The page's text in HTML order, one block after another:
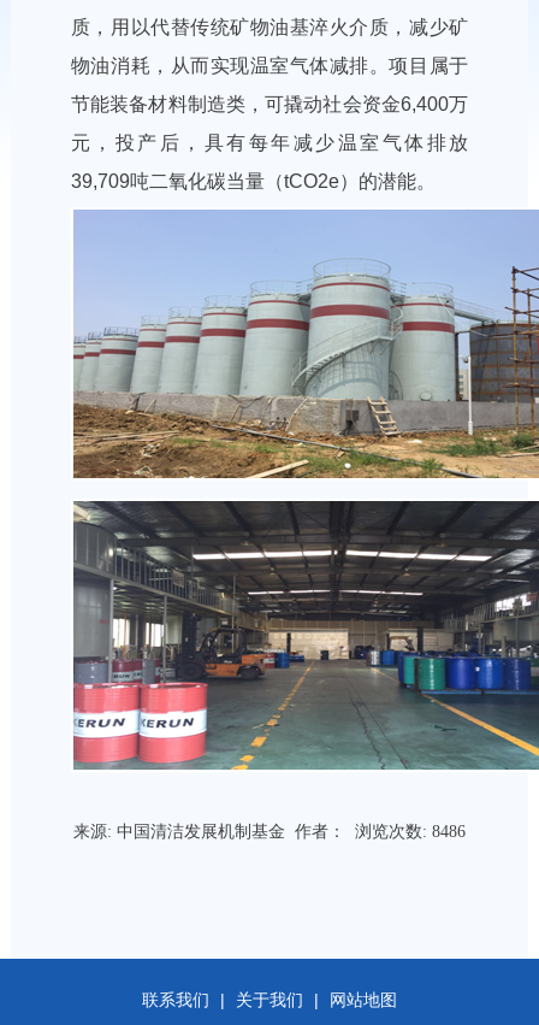
质，用以代替传统矿物油基淬火介质，减少矿
物油消耗，从而实现温室气体减排。项目属于
节能装备材料制造类，可撬动社会资金6,400万
元，投产后，具有每年减少温室气体排放
39,709吨二氧化碳当量（tCO2e）的潜能。
来源: 中国清洁发展机制基金 作者： 浏览次数: 8486
联系我们 | 关于我们 |
网站地图